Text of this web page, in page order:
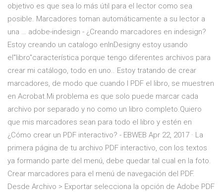
objetivo es que sea lo más útil para el lector como sea
posible. Marcadores toman automáticamente a su lector a
una … adobe-indesign - ¿Creando marcadores en indesign?
Estoy creando un catalogo enInDesigny estoy usando
el"libro"característica porque tengo diferentes archivos para
crear mi catálogo, todo en uno.. Estoy tratando de crear
marcadores, de modo que cuando I PDF el libro, se muestren
en Acrobat.Mi problema es que solo puede marcar cada
archivo por separado y no como un libro completo.Quiero
que mis marcadores sean para todo el libro y estén en
¿Cómo crear un PDF interactivo? - EBWEB Apr 22, 2017 · La
primera página de tu archivo PDF interactivo, con los textos
ya formando parte del menú, debe quedar tal cual en la foto.
Crear marcadores para el menú de navegación del PDF.
Desde Archivo > Exportar selecciona la opción de Adobe PDF